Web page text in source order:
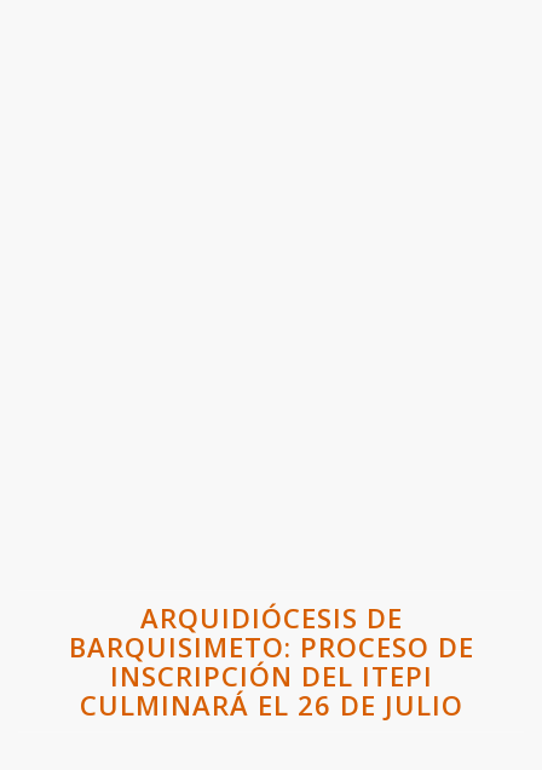
ARQUIDIÓCESIS DE
BARQUISIMETO: PROCESO DE
INSCRIPCIÓN DEL ITEPI
CULMINARÁ EL 26 DE JULIO